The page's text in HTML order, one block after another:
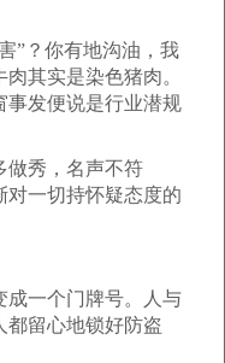
”？你有地沟油，我
其实是染色猪肉。
事发便说是行业潜规
做秀，名声不符
一切持怀疑态度的
成一个门牌号。人与
都留心地锁好防盗